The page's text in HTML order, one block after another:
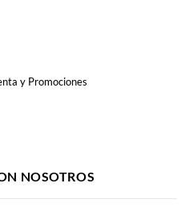
y Promociones
NOSOTROS